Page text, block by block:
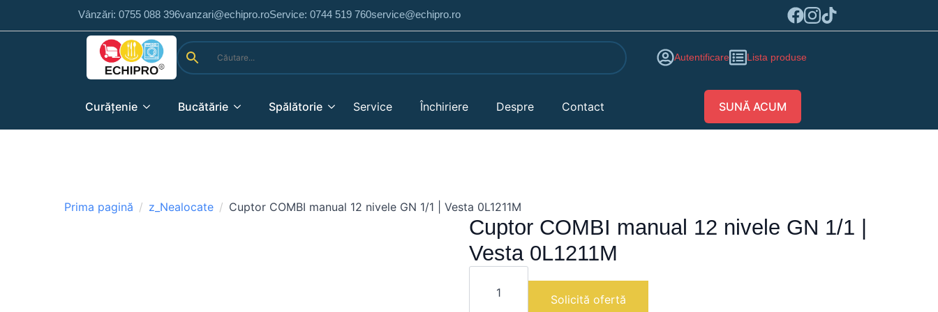
Vânzări: 0755 088 396vanzari@echipro.roService: 0744 519 760service@echipro.ro
Autentificare Lista produse
Curățenie Bucătărie Spălătorie Service Închiriere Despre Contact SUNĂ ACUM
Prima pagină z_Nealocate Cuptor COMBI manual 12 nivele GN 1/1 | Vesta 0L1211M
Cuptor COMBI manual 12 nivele GN 1/1 |
Vesta 0L1211M
Cantitate
COMBI
Solicită ofertă